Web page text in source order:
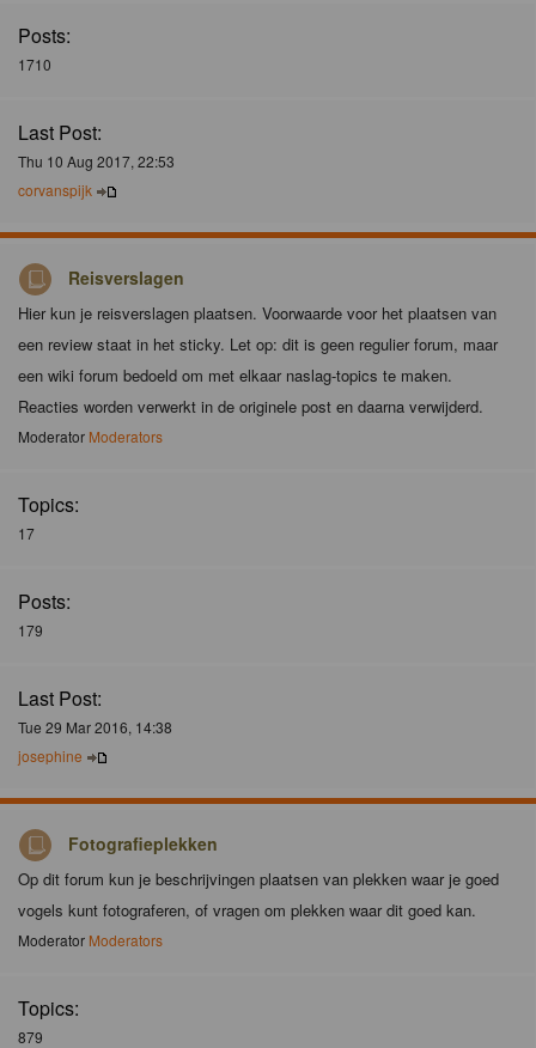
Posts:
1710
Last Post:
Thu 10 Aug 2017, 22:53
corvanspijk
Reisverslagen
Hier kun je reisverslagen plaatsen. Voorwaarde voor het plaatsen van
een review staat in het sticky. Let op: dit is geen regulier forum, maar
een wiki forum bedoeld om met elkaar naslag-topics te maken.
Reacties worden verwerkt in de originele post en daarna verwijderd.
Moderator Moderators
Topics:
17
Posts:
179
Last Post:
Tue 29 Mar 2016, 14:38
josephine
Fotografieplekken
Op dit forum kun je beschrijvingen plaatsen van plekken waar je goed
vogels kunt fotograferen, of vragen om plekken waar dit goed kan.
Moderator Moderators
Topics:
879